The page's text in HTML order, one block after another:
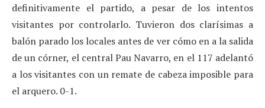
definitivamente el partido, a pesar de los intentos
visitantes por controlarlo. Tuvieron dos clarísimas a
balón parado los locales antes de ver cómo en a la salida
de un córner, el central Pau Navarro, en el 117 adelantó
a los visitantes con un remate de cabeza imposible para
el arquero. 0-1.